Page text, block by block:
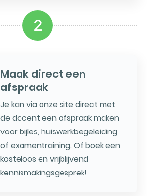
2
Maak direct een
afspraak
Je kan via onze site direct met
de docent een afspraak maken
voor bijles, huiswerkbegeleiding
of examentraining. Of boek een
kosteloos en vrijblijvend
kennismakingsgesprek!